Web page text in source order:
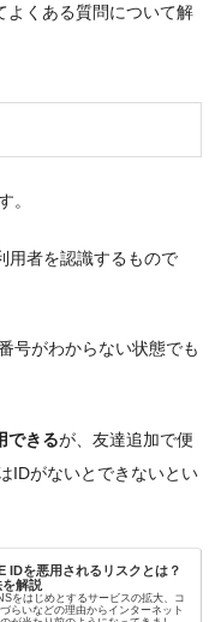
よくある質問について解
。
用者を認識するもので
号がわからない状態でも
できるが、友達追加で便
IDがないとできないとい
IDを悪用されるリスクとは？
解説
をはじめとするサービスの拡大、コ
らいなどの理由からインターネット